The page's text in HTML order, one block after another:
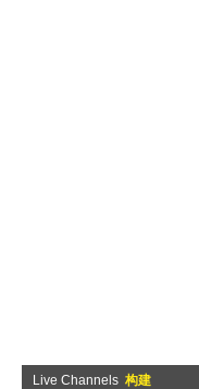
Live Channels 构建